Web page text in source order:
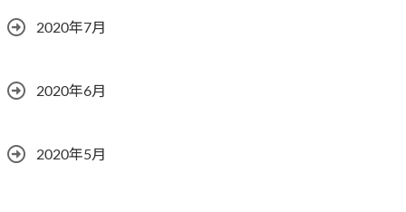
2020年7月
2020年6月
2020年5月